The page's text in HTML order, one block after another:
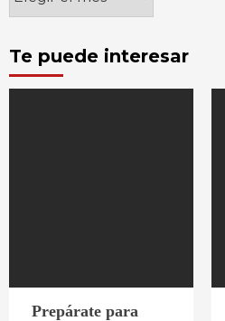
Te puede interesar
Prepárate para